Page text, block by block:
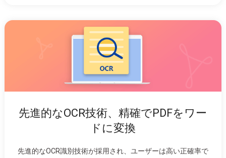
先進的なOCR技術、精確でPDFをワー
ドに変換
先進的なOCR識別技術が採用され、ユーザーは高い正確率で